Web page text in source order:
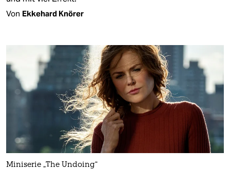
Von Ekkehard Knörer
Miniserie „The Undoing“